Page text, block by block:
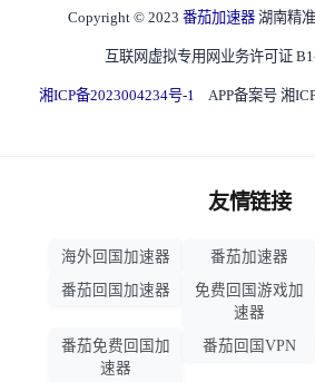
Copyright © 2023 番茄加速器 湖南精
互联网虚拟专用网业务许可证
湘ICP备2023004234号-1 APP备案号 湘
友情链接
海外回国加速器 番茄加速器
番茄回国加速器
免费回国游戏加
速器
番茄免费回国加
速器
番茄回国VPN